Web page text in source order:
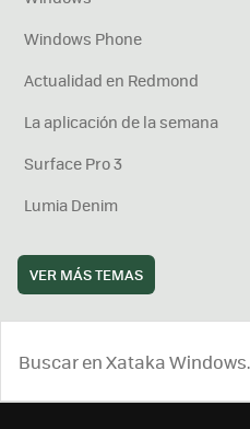
Windows Phone
Actualidad en Redmond
La aplicación de la semana
Surface Pro 3
Lumia Denim
VER MÁS TEMAS